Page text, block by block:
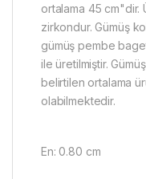
ortalama 45 cm"dir.
zirkondur. Gümüş
gümüş pembe
ile üretilmiştir.
belirtilen ortalama
olabilmektedir.
En: 0.80 cm